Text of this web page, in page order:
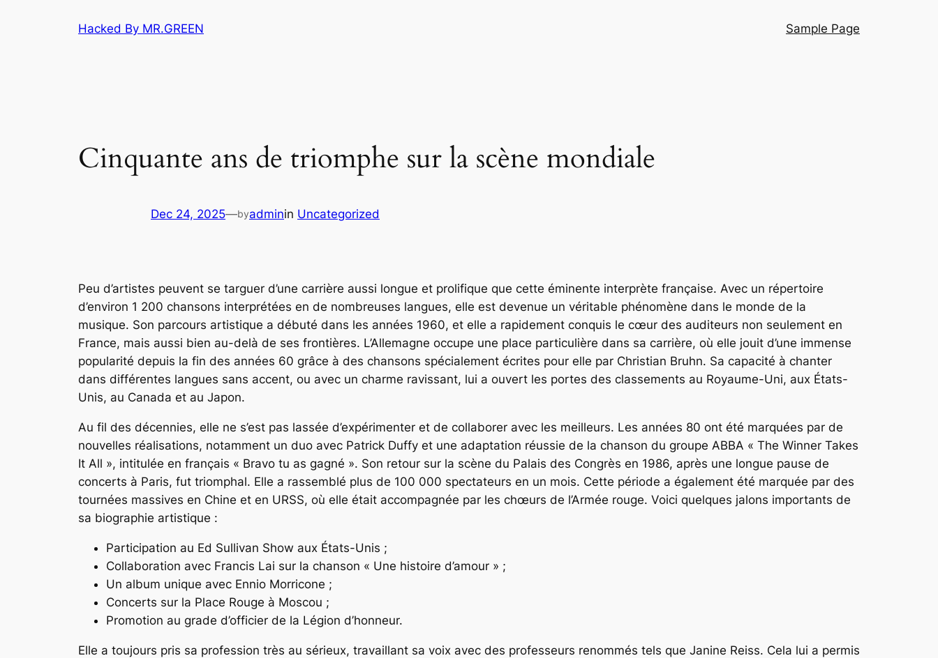
Hacked By MR.GREEN Sample Page
Cinquante ans de triomphe sur la scène mondiale
Dec 24, 2025—byadminin Uncategorized
Peu d’artistes peuvent se targuer d’une carrière aussi longue et prolifique que cette éminente interprète française. Avec un répertoire
d’environ 1 200 chansons interprétées en de nombreuses langues, elle est devenue un véritable phénomène dans le monde de la
musique. Son parcours artistique a débuté dans les années 1960, et elle a rapidement conquis le cœur des auditeurs non seulement en
France, mais aussi bien au-delà de ses frontières. L’Allemagne occupe une place particulière dans sa carrière, où elle jouit d’une immense
popularité depuis la fin des années 60 grâce à des chansons spécialement écrites pour elle par Christian Bruhn. Sa capacité à chanter
dans différentes langues sans accent, ou avec un charme ravissant, lui a ouvert les portes des classements au Royaume-Uni, aux États-
Unis, au Canada et au Japon.
Au fil des décennies, elle ne s’est pas lassée d’expérimenter et de collaborer avec les meilleurs. Les années 80 ont été marquées par de
nouvelles réalisations, notamment un duo avec Patrick Duffy et une adaptation réussie de la chanson du groupe ABBA « The Winner Takes
It All », intitulée en français « Bravo tu as gagné ». Son retour sur la scène du Palais des Congrès en 1986, après une longue pause de
concerts à Paris, fut triomphal. Elle a rassemblé plus de 100 000 spectateurs en un mois. Cette période a également été marquée par des
tournées massives en Chine et en URSS, où elle était accompagnée par les chœurs de l’Armée rouge. Voici quelques jalons importants de
sa biographie artistique :
Participation au Ed Sullivan Show aux États-Unis ;
Collaboration avec Francis Lai sur la chanson « Une histoire d’amour » ;
Un album unique avec Ennio Morricone ;
Concerts sur la Place Rouge à Moscou ;
Promotion au grade d’officier de la Légion d’honneur.
Elle a toujours pris sa profession très au sérieux, travaillant sa voix avec des professeurs renommés tels que Janine Reiss. Cela lui a permis